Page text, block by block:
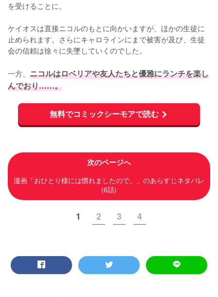
を受けることに。
ケイオスは直接ニコルのもとに向かいますが、ほかの生徒に
止められます。さらにキャロラインにまで被害が及び、生徒
会の信頼は徐々に失墜していくのでした。
一方、 ニコルはロベリアや友人たちと優雅にランチを楽し
んでおり……。
無料でコミックシーモアで読む
次のページへ
漫画「おひとり様には慣れましたので。」のあらすじネタバレ
(6話)
1 2 3 4